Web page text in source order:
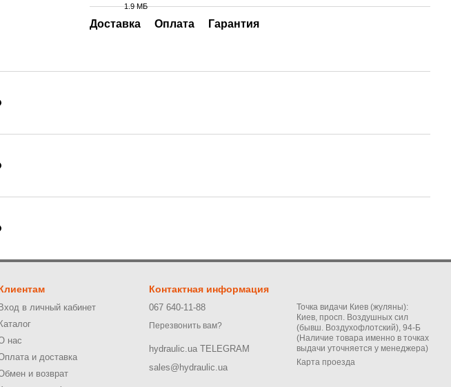
1.9 МБ
Доставка Оплата Гарантия
Вход в личный кабинет
Каталог
нас
и доставка
и возврат
Контактная информация
067 640-11-88
Перезвонить вам?
hydraulic.ua TELEGRAM
sales@hydraulic.ua
Точка видачи Киев (жуляны):
Киев, просп. Воздушных сил
(бывш. Воздухофлотский), 94-Б
(Наличие товара именно в точках
выдачи уточняется у менеджера)
Карта проезда